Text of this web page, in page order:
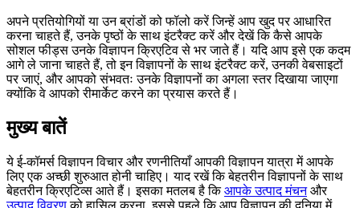
अपने प्रतियोगियों या उन ब्रांडों को फॉलो करें जिन्हें आप खुद पर आधारित
करना चाहते हैं, उनके पृष्ठों के साथ इंटरैक्ट करें और देखें कि कैसे आपके
सोशल फीड्स उनके विज्ञापन क्रिएटिव से भर जाते हैं। यदि आप इसे एक कदम
आगे ले जाना चाहते हैं, तो इन विज्ञापनों के साथ इंटरैक्ट करें, उनकी वेबसाइटों
पर जाएं, और आपको संभवतः उनके विज्ञापनों का अगला स्तर दिखाया जाएगा
क्योंकि वे आपको रीमार्केट करने का प्रयास करते हैं।
मुख्य बातें
ये ई-कॉमर्स विज्ञापन विचार और रणनीतियाँ आपकी विज्ञापन यात्रा में आपके
लिए एक अच्छी शुरुआत होनी चाहिए। याद रखें कि बेहतरीन विज्ञापनों के साथ
बेहतरीन क्रिएटिव्स आते हैं। इसका मतलब है किआपके उत्पाद मंचनऔर
उत्पाद विवरणको हासिल करना, इससे पहले कि आप विज्ञापन की दुनिया में